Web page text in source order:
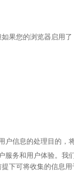
果您的浏览器启用了
信息的处理目的，
务和用户体验。我
下可将收集的信息用